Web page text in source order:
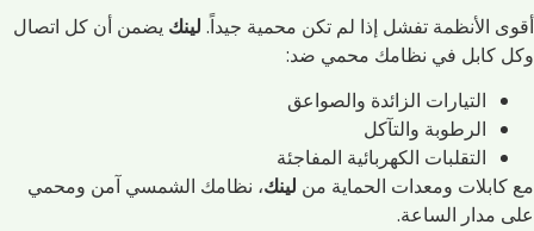
أقوى الأنظمة تفشل إذا لم تكن محمية جيداً. لينك يضمن أن كل اتصال
وكل كابل في نظامك محمي ضد:
التيارات الزائدة والصواعق
الرطوبة والتآكل
التقلبات الكهربائية المفاجئة
مع كابلات ومعدات الحماية من لينك، نظامك الشمسي آمن ومحمي
على مدار الساعة.